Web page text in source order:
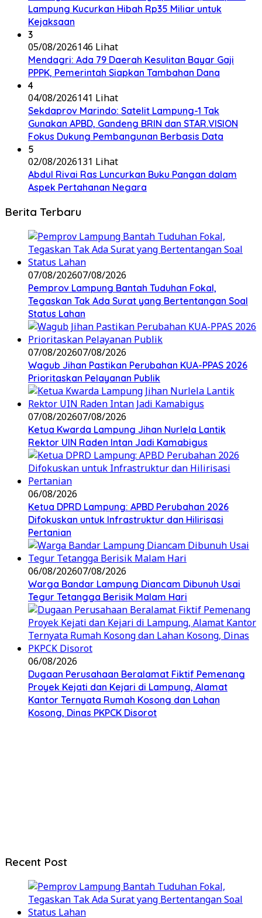
Lampung Kucurkan Hibah Rp35 Miliar untuk
Kejaksaan
3
05/08/2026146 Lihat
Mendagri: Ada 79 Daerah Kesulitan Bayar Gaji
PPPK, Pemerintah Siapkan Tambahan Dana
4
04/08/2026141 Lihat
Sekdaprov Marindo: Satelit Lampung-1 Tak
Gunakan APBD, Gandeng BRIN dan STAR.VISION
Fokus Dukung Pembangunan Berbasis Data
5
02/08/2026131 Lihat
Abdul Rivai Ras Luncurkan Buku Pangan dalam
Aspek Pertahanan Negara
Berita Terbaru
07/08/202607/08/2026
Pemprov Lampung Bantah Tuduhan Fokal,
Tegaskan Tak Ada Surat yang Bertentangan Soal
Status Lahan
07/08/202607/08/2026
Wagub Jihan Pastikan Perubahan KUA-PPAS 2026
Prioritaskan Pelayanan Publik
07/08/202607/08/2026
Ketua Kwarda Lampung Jihan Nurlela Lantik
Rektor UIN Raden Intan Jadi Kamabigus
06/08/2026
Ketua DPRD Lampung: APBD Perubahan 2026
Difokuskan untuk Infrastruktur dan Hilirisasi
Pertanian
06/08/202607/08/2026
Warga Bandar Lampung Diancam Dibunuh Usai
Tegur Tetangga Berisik Malam Hari
06/08/2026
Dugaan Perusahaan Beralamat Fiktif Pemenang
Proyek Kejati dan Kejari di Lampung, Alamat
Kantor Ternyata Rumah Kosong dan Lahan
Kosong, Dinas PKPCK Disorot
Recent Post